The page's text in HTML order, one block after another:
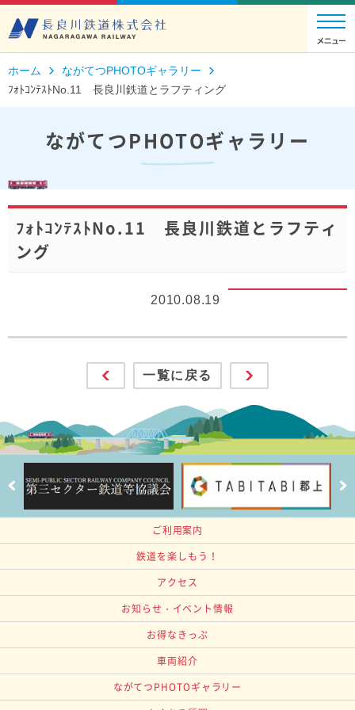
ホーム
ながてつPHOTOギャラリー
ﾌｫﾄｺﾝﾃｽﾄNo.11 長良川鉄道とラフティング
ながてつPHOTOギャラリー
ﾌｫﾄｺﾝﾃｽﾄNo.11 長良川鉄道とラフティ
ング
2010.08.19
一覧に戻る
ご利用案内
鉄道を楽しもう！
アクセス
お知らせ・イベント情報
お得なきっぷ
車両紹介
ながてつPHOTOギャラリー